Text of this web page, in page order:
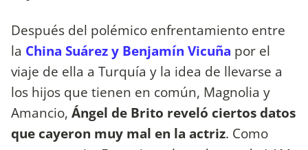
Después del polémico enfrentamiento entre
la China Suárez y Benjamín Vicuña por el
viaje de ella a Turquía y la idea de llevarse a
los hijos que tienen en común, Magnolia y
Amancio, Ángel de Brito reveló ciertos datos
que cayeron muy mal en la actriz. Como